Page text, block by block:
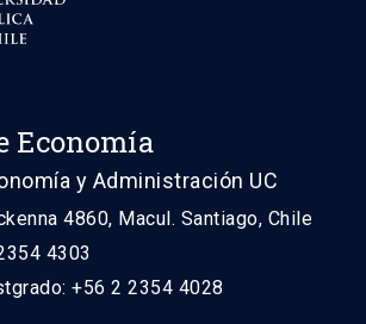
Economía
y Administración UC
4860, Macul. Santiago, Chile
4303
+56 2 2354 4028